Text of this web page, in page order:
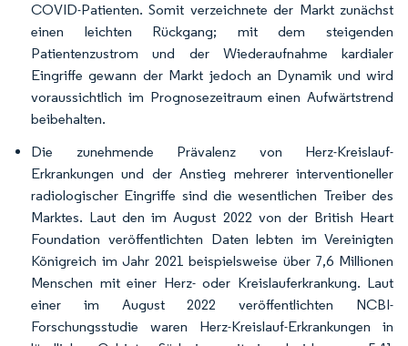
COVID-Patienten. Somit verzeichnete der Markt zunächst
einen leichten Rückgang; mit dem steigenden
Patientenzustrom und der Wiederaufnahme kardialer
Eingriffe gewann der Markt jedoch an Dynamik und wird
voraussichtlich im Prognosezeitraum einen Aufwärtstrend
beibehalten.
Die zunehmende Prävalenz von Herz-Kreislauf-
Erkrankungen und der Anstieg mehrerer interventioneller
radiologischer Eingriffe sind die wesentlichen Treiber des
Marktes. Laut den im August 2022 von der British Heart
Foundation veröffentlichten Daten lebten im Vereinigten
Königreich im Jahr 2021 beispielsweise über 7,6 Millionen
Menschen mit einer Herz- oder Kreislauferkrankung. Laut
einer im August 2022 veröffentlichten NCBI-
Forschungsstudie waren Herz-Kreislauf-Erkrankungen in